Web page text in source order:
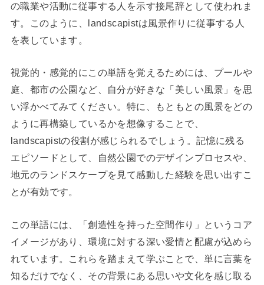
の職業や活動に従事する人を示す接尾辞として使われま
す。このように、landscapistは風景作りに従事する人
を表しています。
視覚的・感覚的にこの単語を覚えるためには、プールや
庭、都市の公園など、自分が好きな「美しい風景」を思
い浮かべてみてください。特に、もともとの風景をどの
ように再構築しているかを想像することで、
landscapistの役割が感じられるでしょう。記憶に残る
エピソードとして、自然公園でのデザインプロセスや、
地元のランドスケープを見て感動した経験を思い出すこ
とが有効です。
この単語には、「創造性を持った空間作り」というコア
イメージがあり、環境に対する深い愛情と配慮が込めら
れています。これらを踏まえて学ぶことで、単に言葉を
知るだけでなく、その背景にある思いや文化を感じ取る